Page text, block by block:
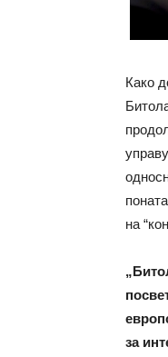
Како
на
за